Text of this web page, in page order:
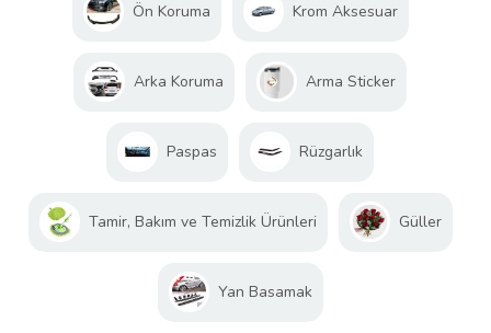
Ön Koruma Krom Aksesuar
Arka Koruma Arma Sticker
Paspas Rüzgarlık
Tamir, Bakım ve Temizlik Ürünleri Güller
Yan Basamak